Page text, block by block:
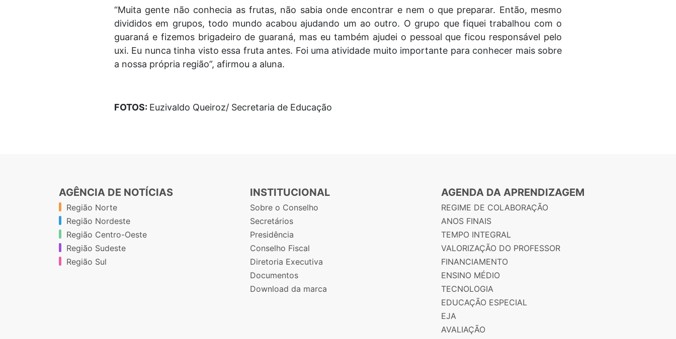
“Muita gente não conhecia as frutas, não sabia onde encontrar e nem o que preparar. Então, mesmo
divididos em grupos, todo mundo acabou ajudando um ao outro. O grupo que fiquei trabalhou com o
guaraná e fizemos brigadeiro de guaraná, mas eu também ajudei o pessoal que ficou responsável pelo
uxi. Eu nunca tinha visto essa fruta antes. Foi uma atividade muito importante para conhecer mais sobre
a nossa própria região”, afirmou a aluna.
FOTOS: Euzivaldo Queiroz/ Secretaria de Educação
AGÊNCIA DE NOTÍCIAS
Região Norte
Região Nordeste
Região Centro-Oeste
Região Sudeste
Região Sul
INSTITUCIONAL
Sobre o Conselho
Secretários
Presidência
Conselho Fiscal
Diretoria Executiva
Documentos
Download da marca
AGENDA DA APRENDIZAGEM
REGIME DE COLABORAÇÃO
ANOS FINAIS
TEMPO INTEGRAL
VALORIZAÇÃO DO PROFESSOR
FINANCIAMENTO
ENSINO MÉDIO
TECNOLOGIA
EDUCAÇÃO ESPECIAL
EJA
AVALIAÇÃO